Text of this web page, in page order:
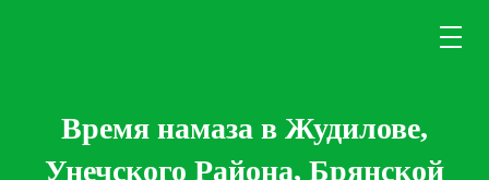
Время намаза в Жудилове,
Унечского Района, Брянской